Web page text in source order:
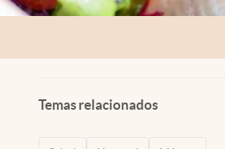
Temas relacionados